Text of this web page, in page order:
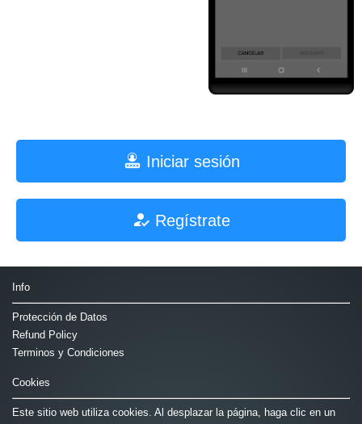
Iniciar sesión
Regístrate
Info
Protección de Datos
Refund Policy
Terminos y Condiciones
Cookies
Este sitio web utiliza cookies. Al desplazar la página, haga clic en un